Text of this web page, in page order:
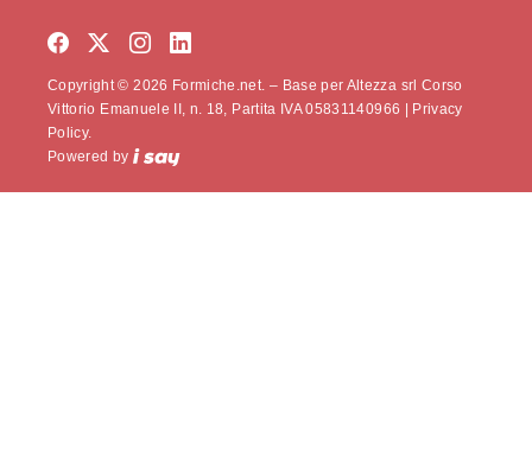
Copyright © 2026 Formiche.net. – Base per Altezza srl Corso
Vittorio Emanuele II, n. 18, Partita IVA 05831140966 |
Privacy
Policy.
Powered by